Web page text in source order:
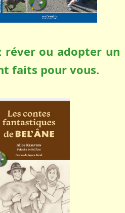
réver ou adopter un
faits pour vous.